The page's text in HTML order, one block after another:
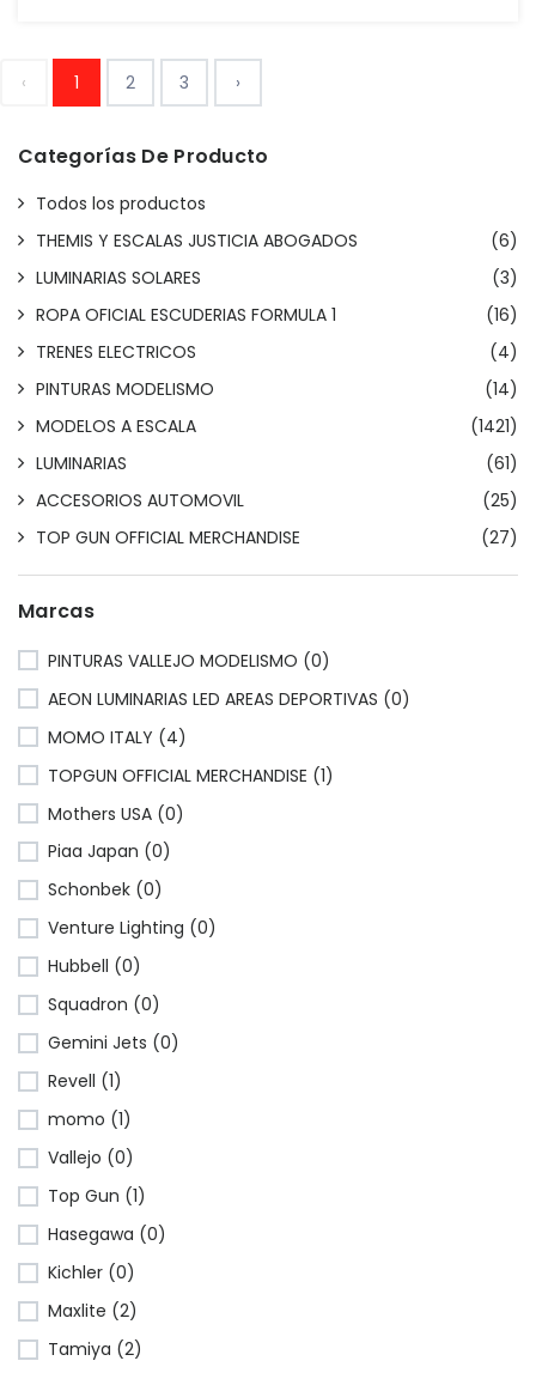
‹ 1 2 3 ›
Categorías De Producto
Todos los productos
THEMIS Y ESCALAS JUSTICIA ABOGADOS
(6)
LUMINARIAS SOLARES
(3)
ROPA OFICIAL ESCUDERIAS FORMULA 1
(16)
TRENES ELECTRICOS
(4)
PINTURAS MODELISMO
(14)
MODELOS A ESCALA
(1421)
LUMINARIAS
(61)
ACCESORIOS AUTOMOVIL
(25)
TOP GUN OFFICIAL MERCHANDISE
(27)
Marcas
PINTURAS VALLEJO MODELISMO (0)
AEON LUMINARIAS LED AREAS DEPORTIVAS (0)
MOMO ITALY (4)
TOPGUN OFFICIAL MERCHANDISE (1)
Mothers USA (0)
Piaa Japan (0)
Schonbek (0)
Venture Lighting (0)
Hubbell (0)
Squadron (0)
Gemini Jets (0)
Revell (1)
momo (1)
Vallejo (0)
Top Gun (1)
Hasegawa (0)
Kichler (0)
Maxlite (2)
Tamiya (2)